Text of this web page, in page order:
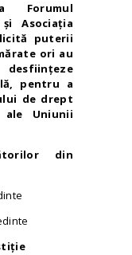
Forumul
Asociația
puterii
ori au
pentru a
de drept
Uniunii
din